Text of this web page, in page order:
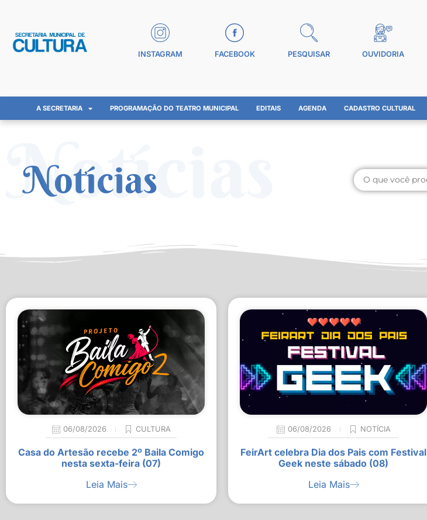
INSTAGRAM FACEBOOK PESQUISAR OUVIDORIA
A SECRETARIA PROGRAMAÇÃO DO TEATRO MUNICIPAL EDITAIS AGENDA CADASTRO CULTURAL
Notícias
Notícias
06/08/2026 CULTURA
Casa do Artesão recebe 2º Baila Comigo
nesta sexta-feira (07)
Leia Mais
06/08/2026 NOTÍCIA
FeirArt celebra Dia dos Pais com Festival
Geek neste sábado (08)
Leia Mais